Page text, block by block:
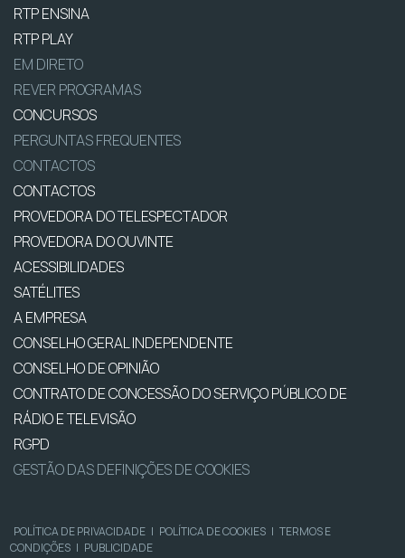
RTP ENSINA
RTP PLAY
EM DIRETO
REVER PROGRAMAS
CONCURSOS
PERGUNTAS FREQUENTES
CONTACTOS
CONTACTOS
PROVEDORA DO TELESPECTADOR
PROVEDORA DO OUVINTE
ACESSIBILIDADES
SATÉLITES
A EMPRESA
CONSELHO GERAL INDEPENDENTE
CONSELHO DE OPINIÃO
CONTRATO DE CONCESSÃO DO SERVIÇO PÚBLICO DE
RÁDIO E TELEVISÃO
RGPD
GESTÃO DAS DEFINIÇÕES DE COOKIES
POLÍTICA DE PRIVACIDADE | POLÍTICA DE COOKIES | TERMOS E
CONDIÇÕES | PUBLICIDADE